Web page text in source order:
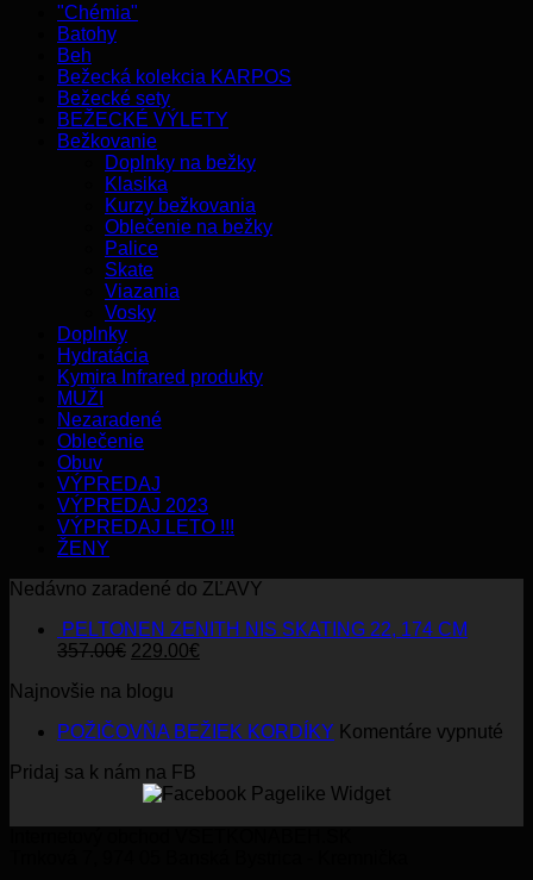
"Chémia"
Batohy
Beh
Bežecká kolekcia KARPOS
Bežecké sety
BEŽECKÉ VÝLETY
Bežkovanie
Doplnky na bežky
Klasika
Kurzy bežkovania
Oblečenie na bežky
Palice
Skate
Viazania
Vosky
Doplnky
Hydratácia
Kymira Infrared produkty
MUŽI
Nezaradené
Oblečenie
Obuv
VÝPREDAJ
VÝPREDAJ 2023
VÝPREDAJ LETO !!!
ŽENY
Nedávno zaradené do ZĽAVY
PELTONEN ZENITH NIS SKATING 22, 174 CM
357.00€ Original
was:
229.00€
Najnovšie na blogu
POŽIČOVŇA BEŽIEK KORDÍKY Komentáre vypnuté
Pridaj sa k nám na FB